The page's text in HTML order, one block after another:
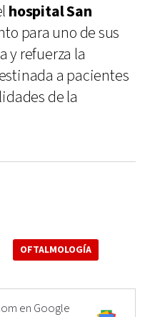
hospital San
para uno de sus
y refuerza la
a pacientes
de la
OFTALMOLOGÍA
en Google